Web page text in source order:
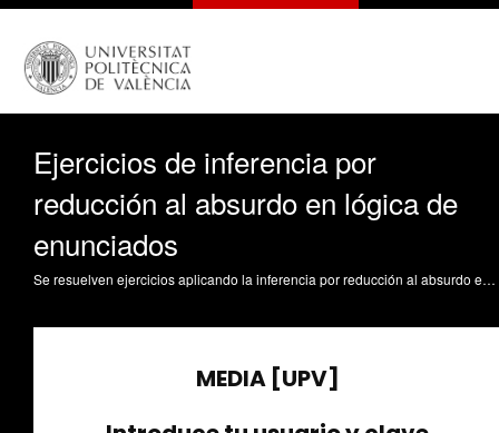
Ejercicios de inferencia por
reducción al absurdo en lógica de
enunciados
Se resuelven ejercicios aplicando la inferencia por reducción al absurdo en lógica de enunciados. Se utiliza, además de las leyes y reglas de inferencia, las propiedades boolenas y las equivalencias más habituales. Jordan Lluch, C. (2023). Ejercicios de inferencia por reducción al absurdo en lógica de enunciados. https://riunet.upv.es/handle/10251/193822 DER